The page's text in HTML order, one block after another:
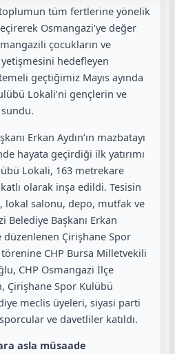
tüm fertlerine yönelik
Osmangazi’ye değer
çocukların ve
hedefleyen
geçtiğimiz Mayıs ayında
Lokali’ni gençlerin ve
Erkan Aydın’ın mazbatayı
hayata geçirdiği ilk yatırımı
Lokali, 163 metrekare
olarak inşa edildi. Tesisin
lokal salonu, depo, mutfak ve
Belediye Başkanı Erkan
düzenlenen Çirişhane Spor
törenine CHP Bursa Milletvekili
CHP Osmangazi İlçe
Çirişhane Spor Kulübü
meclis üyeleri, siyasi parti
ve davetliler katıldı.
asla müsaade